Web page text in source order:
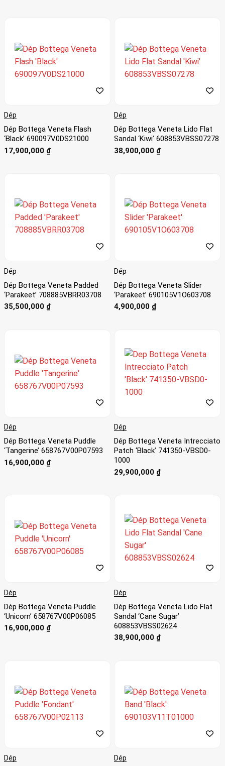
Dép
Dép Bottega Veneta Flash
‘Black’ 690097V0DS21000
17,900,000 ₫
Dép
Dép Bottega Veneta Lido Flat
Sandal ‘Kiwi’ 608853VBSS07278
38,900,000 ₫
Dép
Dép Bottega Veneta Padded
‘Parakeet’ 708885VBRR03708
35,500,000 ₫
Dép
Dép Bottega Veneta Slider
‘Parakeet’ 690105V1O603708
4,900,000 ₫
Dép
Dép Bottega Veneta Puddle
‘Tangerine’ 658767V00P07593
16,900,000 ₫
Dép
Dép Bottega Veneta Intrecciato
Patch ‘Black’ 741350-VBSD0-
1000
29,900,000 ₫
Dép
Dép Bottega Veneta Puddle
‘Unicorn’ 658767V00P06085
16,900,000 ₫
Dép
Dép Bottega Veneta Lido Flat
Sandal ‘Cane Sugar’
608853VBSS02624
38,900,000 ₫
Dép Dép